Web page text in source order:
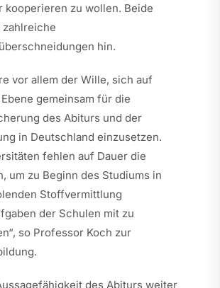
kooperieren zu wollen. Beide
hin.
vor allem der Wille, sich auf
gemeinsam für die
des Abiturs und der
in Deutschland einzusetzen.
fehlen auf Dauer die
um zu Beginn des Studiums in
Stoffvermittlung
der Schulen mit zu
so Professor Koch zur
des Abiturs weiter